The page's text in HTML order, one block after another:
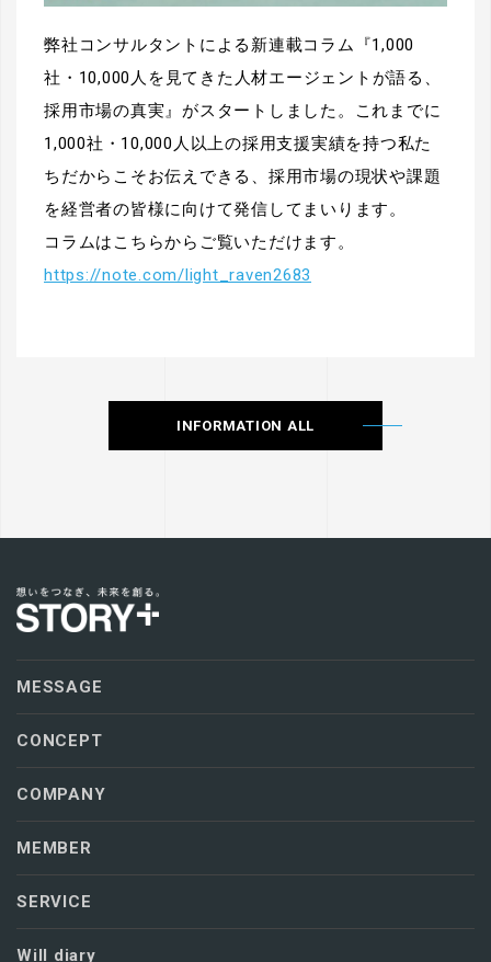
弊社コンサルタントによる新連載コラム『1,000
社・10,000人を見てきた人材エージェントが語る、
採用市場の真実』がスタートしました。これまでに
1,000社・10,000人以上の採用支援実績を持つ私た
ちだからこそお伝えできる、採用市場の現状や課題
を経営者の皆様に向けて発信してまいります。
コラムはこちらからご覧いただけます。
https://note.com/light_raven2683
INFORMATION ALL
MESSAGE
CONCEPT
COMPANY
MEMBER
SERVICE
Will diary